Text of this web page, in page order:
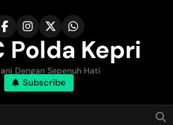
Polda Kepri
Dengan Sepenuh Hati
Subscribe